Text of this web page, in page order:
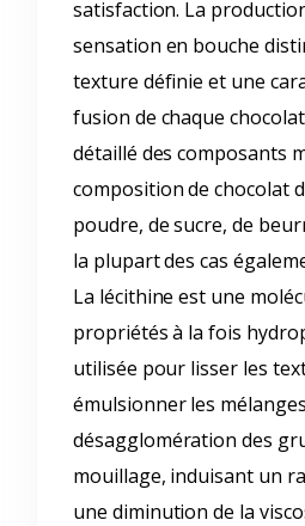
satisfaction. La
sensation en bouche
texture définie et une
fusion de chaque
détaillé des composants
composition de chocolat
poudre, de sucre, de
la plupart des cas
La lécithine est une
propriétés à la fois
utilisée pour lisser les
émulsionner les
désagglomération des
mouillage, induisant un
une diminution de la